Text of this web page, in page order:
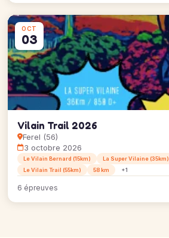
OCT
03
Vilain Trail 2026
Ferel (56)
3 octobre 2026
Le Vilain Bernard (15km) La Super Vilaine (35km)
Le Vilain Trail (55km)
58 km +1
6 épreuves